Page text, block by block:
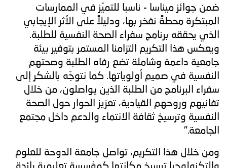
ضمن جوائز ميناسا - ناسبا للتميّز في الممارسات
المبتكرة محطةً نفخر بها، ودليلاً على الأثر الإيجابي
الذي يحققه برنامج سفراء الصحة النفسية للطلبة.
ويعكس هذا التكريم التزامنا المستمر بتوفير بيئة
جامعية داعمة وشاملة تضع رفاه الطلبة وصحتهم
النفسية في صميم أولوياتها. كما نتوجّه بالشكر إلى
سفراء البرنامج من الطلبة الذين يواصلون، من خلال
تفانيهم وروحهم القيادية، تعزيز الحوار حول الصحة
النفسية وترسيخ ثقافة الانتماء والدعم داخل مجتمع
الجامعة."
ومن خلال هذا التكريم، تواصل جامعة الدوحة للعلوم
والتكنولوجيا ترسيخ مكانتها كمؤسسة تعليمية رائدة